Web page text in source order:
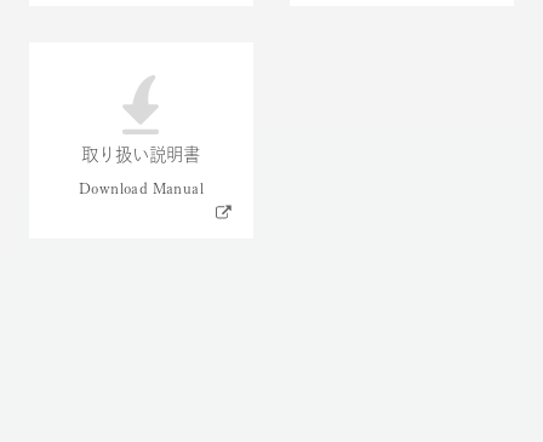
取り扱い説明書